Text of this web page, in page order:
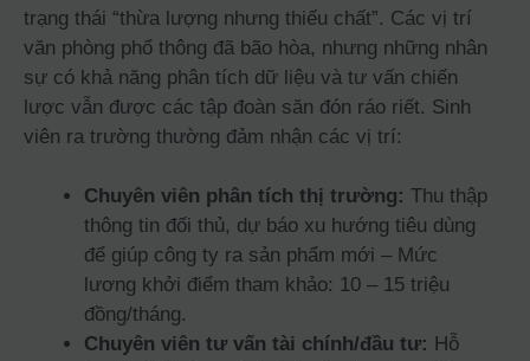
trạng thái “thừa lượng nhưng thiếu chất”. Các vị trí
văn phòng phổ thông đã bão hòa, nhưng những nhân
sự có khả năng phân tích dữ liệu và tư vấn chiến
lược vẫn được các tập đoàn săn đón ráo riết. Sinh
viên ra trường thường đảm nhận các vị trí:
Chuyên viên phân tích thị trường: Thu thập
thông tin đối thủ, dự báo xu hướng tiêu dùng
để giúp công ty ra sản phẩm mới – Mức
lương khởi điểm tham khảo: 10 – 15 triệu
đồng/tháng.
Chuyên viên tư vấn tài chính/đầu tư: Hỗ